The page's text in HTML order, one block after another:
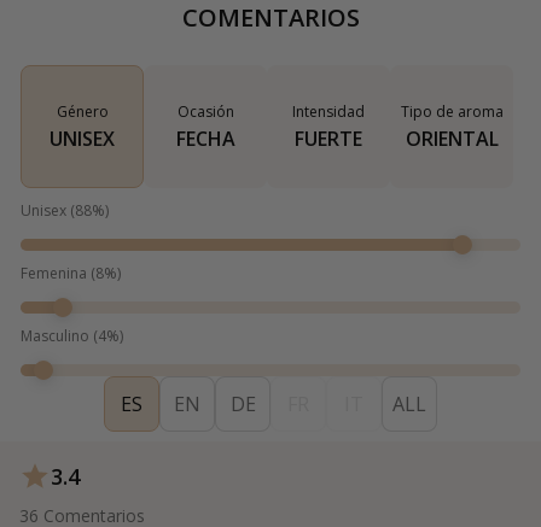
COMENTARIOS
Género
UNISEX
Ocasión
FECHA
Intensidad
FUERTE
Tipo de aroma
ORIENTAL
Unisex (88%)
Femenina (8%)
Masculino (4%)
ES EN DE ALL
3.4
36 Comentarios